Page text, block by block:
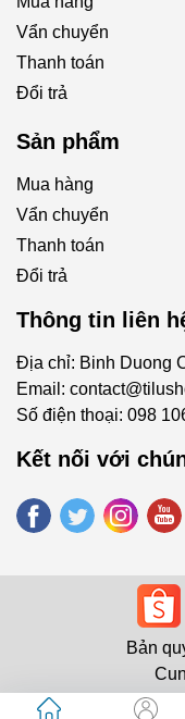
Vẩn chuyển
Thanh toán
Đổi trả
Sản phẩm
Mua hàng
Vẩn chuyển
Thanh toán
Đổi trả
Thông tin liên
Địa chỉ: Binh Duong
Email:
Số điện thoại: 098
Kết nối với
Bản